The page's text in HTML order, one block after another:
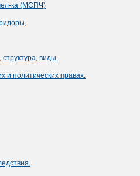
ка (МСПЧ)
виды.
и политических правах.